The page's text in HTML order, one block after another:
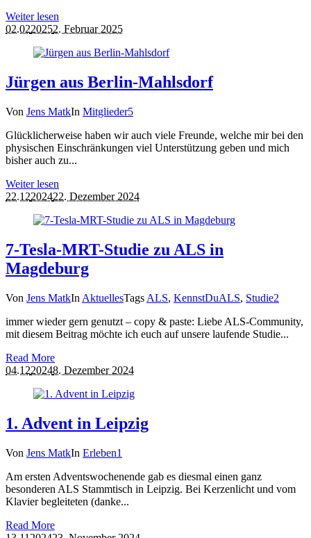
Weiter lesen
02.0220252. Februar 2025
Jürgen aus Berlin-Mahlsdorf
Von Jens MatkIn Mitglieder5
Glücklicherweise haben wir auch viele Freunde, welche mir bei den
physischen Einschränkungen viel Unterstützung geben und mich
bisher auch zu...
Weiter lesen
22.12202422. Dezember 2024
7-Tesla-MRT-Studie zu ALS in
Magdeburg
Von Jens MatkIn AktuellesTags ALS, KennstDuALS, Studie2
immer wieder gern genutzt – copy & paste: Liebe ALS-Community,
mit diesem Beitrag möchte ich euch auf unsere laufende Studie...
Read More
04.1220248. Dezember 2024
1. Advent in Leipzig
Von Jens MatkIn Erleben1
Am ersten Adventswochenende gab es diesmal einen ganz
besonderen ALS Stammtisch in Leipzig. Bei Kerzenlicht und vom
Klavier begleiteten (danke...
Read More